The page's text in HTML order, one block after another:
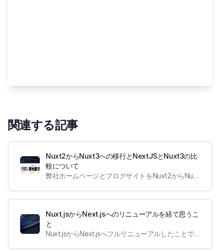
関連する記事
Nuxt2からNuxt3への移行とNextJSとNuxt3の比
較について
弊社ホームページとブログサイトをNuxt2からNuxt3ベースに移行しました。
Nuxt.jsからNext.jsへのリニューアルを経て思うこ
と
Nuxt.jsからNext.jsへフルリニューアルしたことで見えてきた個人的なメリットとデメリットを整理します